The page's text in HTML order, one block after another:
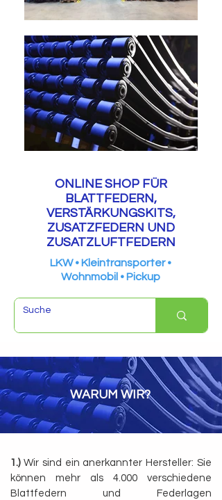
ONLINE SHOP FÜR
BLATTFEDERN,
VERSTÄRKUNGSKITS,
ZUSATZFEDERN UND
ZUSATZLUFTFEDERN
LKW • Kleintransporter •
Wohnmobil • Pickup
WARUM WIR?
1 .) Wir sind ein anerkannter Hersteller: Sie
können mehr als 4.000 verschiedene
Blattfedern und Federlagen